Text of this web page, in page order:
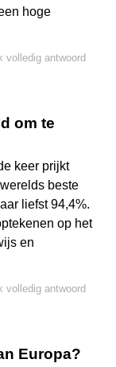
hoge
volledig antwoord
om te
keer prijkt
beste
liefst 94,4%.
op het
en
volledig antwoord
Europa?